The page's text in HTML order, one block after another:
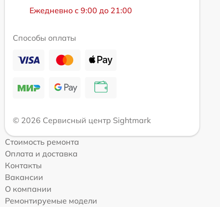
Ежедневно с 9:00 до 21:00
Способы оплаты
© 2026 Сервисный центр Sightmark
Стоимость ремонта
Оплата и доставка
Контакты
Вакансии
О компании
Ремонтируемые модели